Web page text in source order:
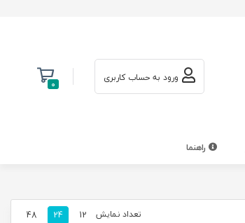
ورود به حساب کاربری 0
راهنما
تعداد نمایش 12
24
48